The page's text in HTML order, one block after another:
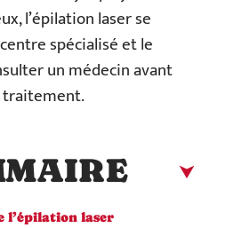
l’épilation laser se
spécialisé et le
un médecin avant
traitement.
l’épilation laser